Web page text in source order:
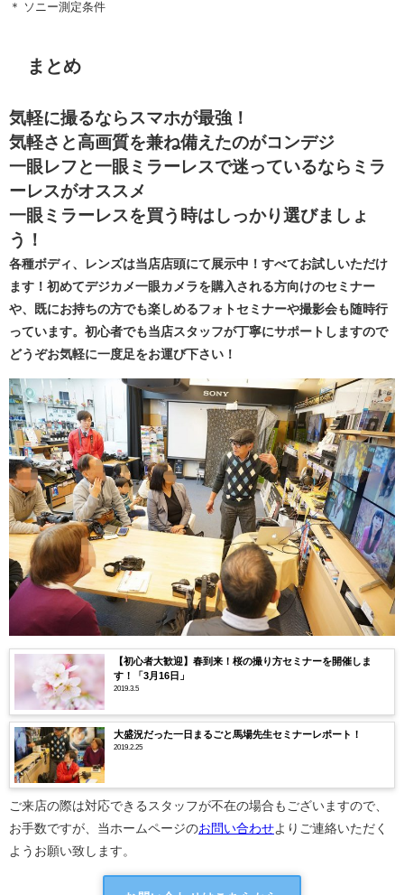
＊ ソニー測定条件
まとめ
気軽に撮るならスマホが最強！
気軽さと高画質を兼ね備えたのがコンデジ
一眼レフと一眼ミラーレスで迷っているならミラ
ーレスがオススメ
一眼ミラーレスを買う時はしっかり選びましょ
う！
各種ボディ、レンズは当店店頭にて展示中！すべてお試しいただけ
ます！初めてデジカメ一眼カメラを購入される方向けのセミナー
や、既にお持ちの方でも楽しめるフォトセミナーや撮影会も随時行
っています。初心者でも当店スタッフが丁寧にサポートしますので
どうぞお気軽に一度足をお運び下さい！
【初心者大歓迎】春到来！桜の撮り方セミナーを開催しま
す！「3月16日」
2019.3.5
大盛況だった一日まるごと馬場先生セミナーレポート！
2019.2.25
ご来店の際は対応できるスタッフが不在の場合もございますので、
お手数ですが、当ホームページのお問い合わせ よりご連絡いただく
ようお願い致します。